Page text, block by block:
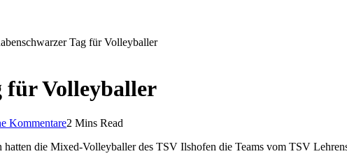
Tag für Volleyballer
für Volleyballer
Kommentare2 Mins Read
die Mixed-Volleyballer des TSV Ilshofen die Teams vom TSV